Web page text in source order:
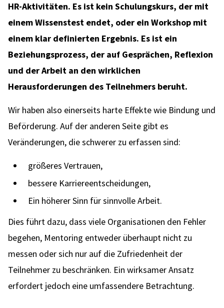
HR-Aktivitäten. Es ist kein Schulungskurs, der mit
einem Wissenstest endet, oder ein Workshop mit
einem klar definierten Ergebnis. Es ist ein
Beziehungsprozess, der auf Gesprächen, Reflexion
und der Arbeit an den wirklichen
Herausforderungen des Teilnehmers beruht.
Wir haben also einerseits harte Effekte wie Bindung und
Beförderung. Auf der anderen Seite gibt es
Veränderungen, die schwerer zu erfassen sind:
größeres Vertrauen,
bessere Karriereentscheidungen,
Ein höherer Sinn für sinnvolle Arbeit.
Dies führt dazu, dass viele Organisationen den Fehler
begehen, Mentoring entweder überhaupt nicht zu
messen oder sich nur auf die Zufriedenheit der
Teilnehmer zu beschränken. Ein wirksamer Ansatz
erfordert jedoch eine umfassendere Betrachtung.